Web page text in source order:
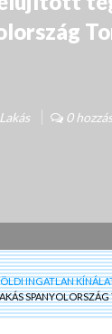
Lakás 0
INGATLAN
SPANYOLORSZÁG